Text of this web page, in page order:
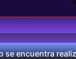
se encuentra